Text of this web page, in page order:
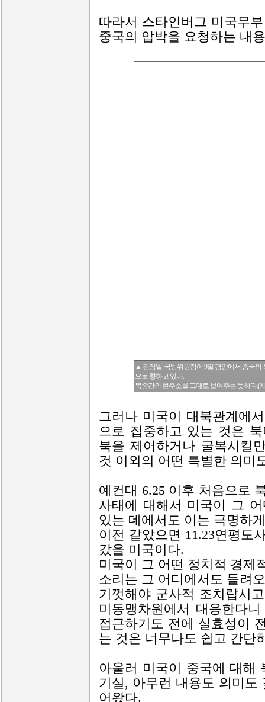
따라서 스타인버그 미국무
중국의 압박을 요청하는 내
▲ 김정일 국방위원장이 9일 평양에서 중국의
으로 향하고 있다.
북중간의 현주소를 그대로 보여주는 듯하다.(
그러나 미국이 대북관계에
으로 집중하고 있는 것은
북을 제어하거나 굴복시킬
것 이외의 어떤 특별한 의미
예컨대 6.25 이후 처음으로
사태에 대해서 미국이 그
있는 데에서도 이는 극명하
이전 같았으면 11.23연평도
갔을 미국이다.
미국이 그 어떤 정치적 경제
소리는 그 어디에서도 들려
기껏해야 군사적 조치랍시
미동맹차원에서 대응한다
접근하기도 전에 실효성이
는 것은 너무나도 쉽고 간단
아울러 미국이 중국에 대해
기실, 아무런 내용도 의미
어왔다.